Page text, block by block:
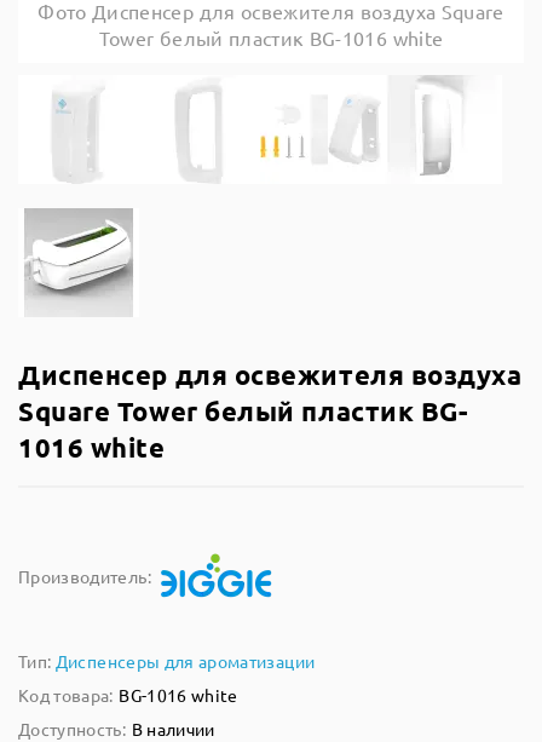
Фото Диспенсер для освежителя воздуха Square
Tower белый пластик BG-1016 white
Диспенсер для освежителя воздуха
Square Tower белый пластик BG-
1016 white
Производитель:
Тип: Диспенсеры для ароматизации
Код товара: BG-1016 white
Доступность: В наличии